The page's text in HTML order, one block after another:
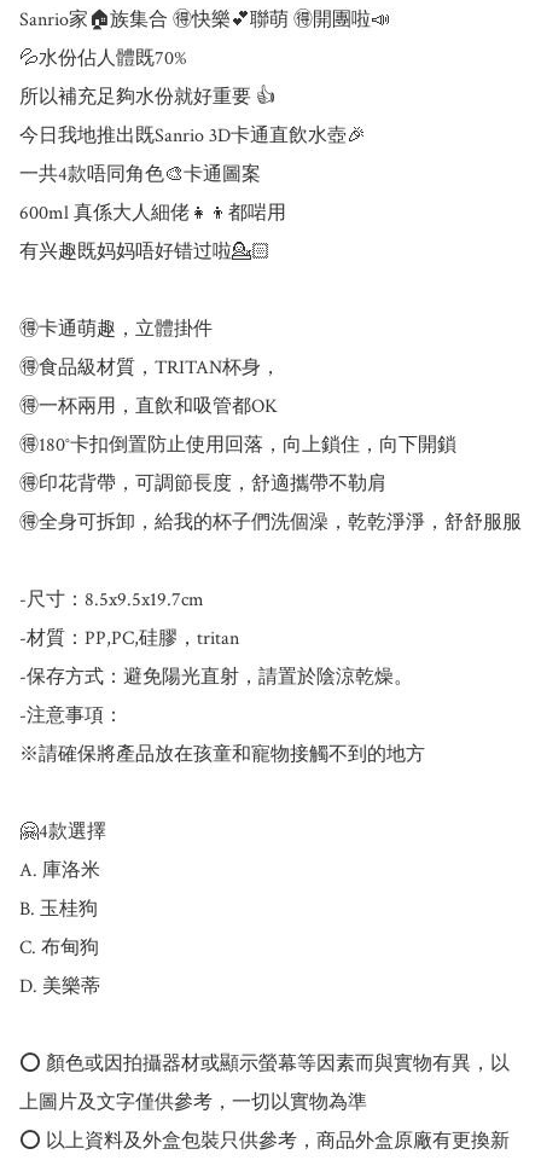
Sanrio家🏠族集合 🉐快樂💕聯萌 🉐開團啦📣
💦水份佔人體既70%
所以補充足夠水份就好重要 👍
今日我地推出既Sanrio 3D卡通直飲水壺🎉
一共4款唔同角色🎨卡通圖案
600ml 真係大人細佬👧👦都啱用
有兴趣既妈妈唔好错过啦💁🏻
🉐卡通萌趣，立體掛件
🉐食品級材質，TRITAN杯身，
🉐一杯兩用，直飲和吸管都OK
🉐180°卡扣倒置防止使用回落，向上鎖住，向下開鎖
🉐印花背帶，可調節長度，舒適攜帶不勒肩
🉐全身可拆卸，給我的杯子們洗個澡，乾乾淨淨，舒舒服服
-尺寸：8.5x9.5x19.7cm
-材質：PP,PC,硅膠，tritan
-保存方式：避免陽光直射，請置於陰涼乾燥。
-注意事項：
※請確保將產品放在孩童和寵物接觸不到的地方
🤗4款選擇
A. 庫洛米
B. 玉桂狗
C. 布甸狗
D. 美樂蒂
⭕️ 顏色或因拍攝器材或顯示螢幕等因素而與實物有異，以
上圖片及文字僅供參考，一切以實物為準
⭕️ 以上資料及外盒包裝只供參考，商品外盒原廠有更換新